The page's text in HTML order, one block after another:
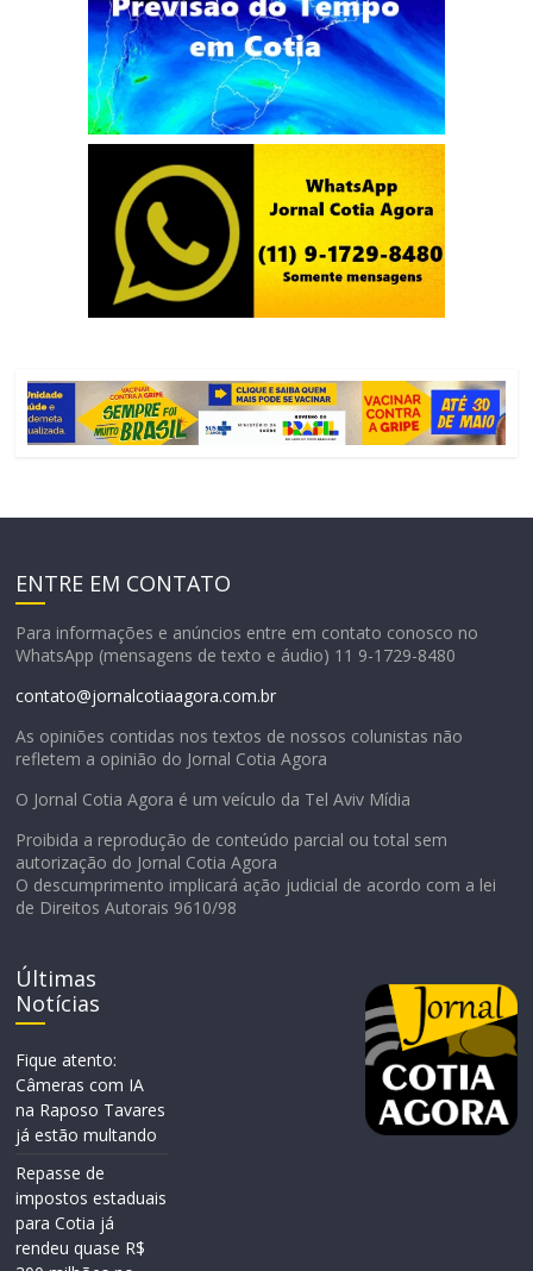
ENTRE EM CONTATO
Para informações e anúncios entre em contato conosco no
WhatsApp (mensagens de texto e áudio) 11 9-1729-8480
contato@jornalcotiaagora.com.br
As opiniões contidas nos textos de nossos colunistas não
refletem a opinião do Jornal Cotia Agora
O Jornal Cotia Agora é um veículo da Tel Aviv Mídia
Proibida a reprodução de conteúdo parcial ou total sem
autorização do Jornal Cotia Agora
O descumprimento implicará ação judicial de acordo com a lei
de Direitos Autorais 9610/98
Últimas
Notícias
Fique atento:
Câmeras com IA
na Raposo Tavares
já estão multando
Repasse de
impostos estaduais
para Cotia já
rendeu quase R$